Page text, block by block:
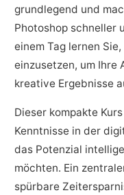
grundlegend und
Photoshop schneller
einem Tag lernen
einzusetzen, um Ihre
kreative Ergebnisse
Dieser kompakte
Kenntnisse in der
das Potenzial
möchten. Ein
spürbare